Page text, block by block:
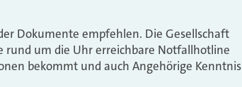
Dokumente empfehlen. Die Gesellschaft
rund um die Uhr erreichbare Notfallhotline
bekommt und auch Angehörige Kenntnis